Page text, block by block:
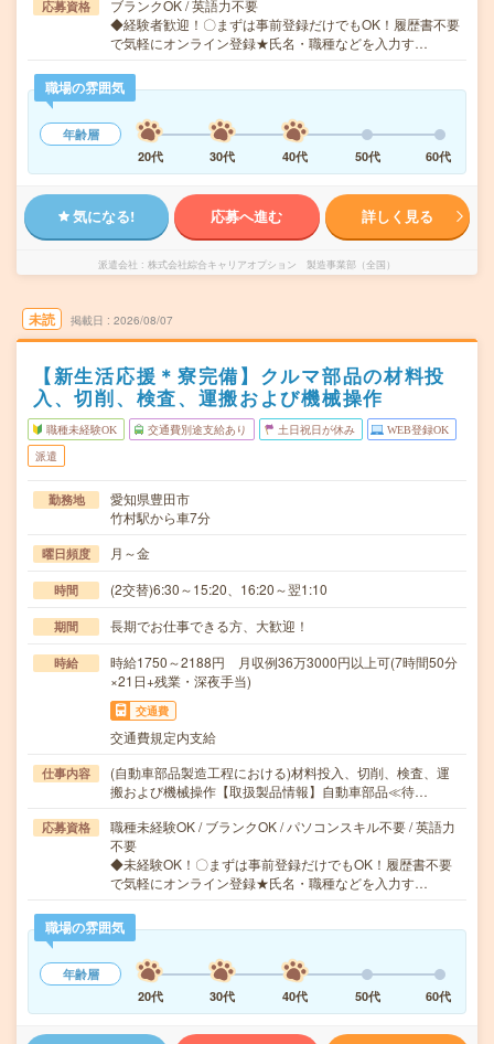
応募資格
ブランクOK / 英語力不要
◆経験者歓迎！〇まずは事前登録だけでもOK！履歴書不要
で気軽にオンライン登録★氏名・職種などを入力す…
職場の雰囲気
年齢層
20代
30代 40代 50代 60代
気になる! 応募へ進む 詳しく見る
派遣会社 株式会社綜合キャリアオプション 製造事業部（全国）
未読 掲載日 2026/08/07
【新生活応援＊寮完備】クルマ部品の材料投
入、切削、検査、運搬および機械操作
職種未経験OK 交通費別途支給あり 土日祝日が休み WEB登録OK
派遣
勤務地
愛知県豊田市
竹村駅から車7分
曜日頻度 月～金
時間 (2交替)6:30～15:20、16:20～翌1:10
期間 長期でお仕事できる方、大歓迎！
時給
時給1750～2188円 月収例36万3000円以上可(7時間50分
×21日+残業・深夜手当)
交通費
交通費規定内支給
仕事内容
(自動車部品製造工程における)材料投入、切削、検査、運
搬および機械操作【取扱製品情報】自動車部品≪待…
応募資格
職種未経験OK / ブランクOK / パソコンスキル不要 / 英語力
不要
◆未経験OK！〇まずは事前登録だけでもOK！履歴書不要
で気軽にオンライン登録★氏名・職種などを入力す…
職場の雰囲気
年齢層
20代
30代 40代 50代 60代